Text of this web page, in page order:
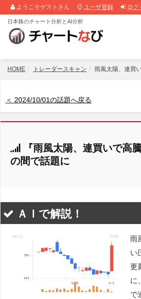
ようこそゲストさん ユーザ登録 ログ
日本株のチャート分析とAI分析
HOME トレーダースキャン 雨風太陽、連買
＜ 2024/10/01の話題へ戻る
『雨風太陽、連買いで高
の間で話題に
ＡＩで解説！
雨
い
更
に
で